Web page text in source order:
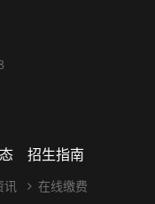
讯
招生指南
在线缴费